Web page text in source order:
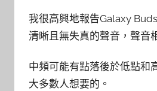
我很高興地報告Galaxy
清晰且無失真的聲音，聲音
中頻可能有點落後於低點和
大多數人想要的。